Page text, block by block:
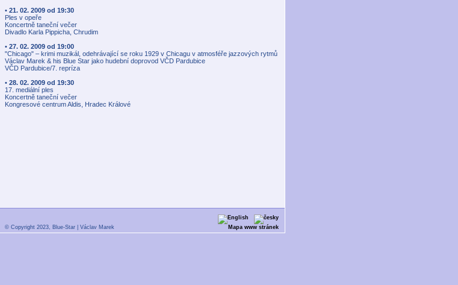
• 21. 02. 2009 od 19:30
Ples v opeře
Koncertně taneční večer
Divadlo Karla Pippicha, Chrudim
• 27. 02. 2009 od 19:00
"Chicago" – krimi muzikál, odehrávající se roku 1929 v Chicagu v atmosféře jazzových rytmů
Václav Marek & his Blue Star jako hudební doprovod VČD Pardubice
VČD Pardubice/7. repríza
• 28. 02. 2009 od 19:30
17. mediální ples
Koncertně taneční večer
Kongresové centrum Aldis, Hradec Králové
© Copyright 2023, Blue-Star | Václav Marek Mapa www stránek